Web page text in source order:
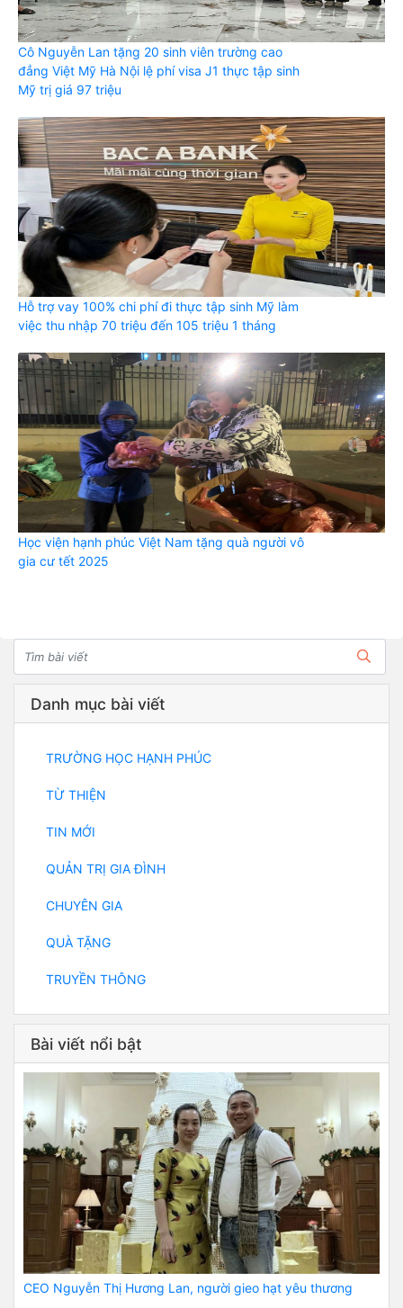
Cô Nguyễn Lan tặng 20 sinh viên trường cao
đẳng Việt Mỹ Hà Nội lệ phí visa J1 thực tập sinh
Mỹ trị giá 97 triệu
Hỗ trợ vay 100% chi phí đi thực tập sinh Mỹ làm
việc thu nhập 70 triệu đến 105 triệu 1 tháng
Học viện hạnh phúc Việt Nam tặng quà người vô
gia cư tết 2025
Danh mục bài viết
TRƯỜNG HỌC HẠNH PHÚC
TỪ THIỆN
TIN MỚI
QUẢN TRỊ GIA ĐÌNH
CHUYÊN GIA
QUÀ TẶNG
TRUYỀN THÔNG
Bài viết nổi bật
CEO Nguyễn Thị Hương Lan, người gieo hạt yêu thương